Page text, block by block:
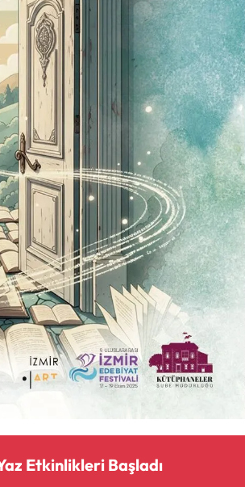
Etkinlikleri Başladı